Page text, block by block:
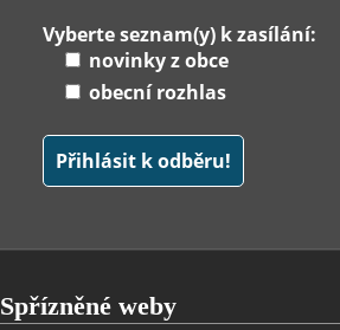
Vyberte seznam(y) k zasílání:
novinky z obce
obecní rozhlas
Spřízněné weby